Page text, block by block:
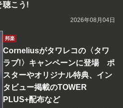
聴こう!
2026年08月04日
邦楽
Corneliusがタワレコの〈タワ
ラブ!〉キャンペーンに登場 ポ
スターやオリジナル特典、イン
タビュー掲載のTOWER
PLUS+配布など